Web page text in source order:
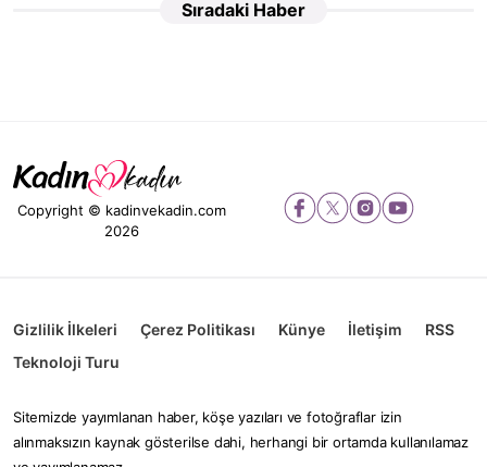
Sıradaki Haber
Copyright © kadinvekadin.com
2026
Gizlilik İlkeleri Çerez Politikası Künye İletişim
RSS
Teknoloji Turu
Sitemizde yayımlanan haber, köşe yazıları ve fotoğraflar izin
alınmaksızın kaynak gösterilse dahi, herhangi bir ortamda kullanılamaz